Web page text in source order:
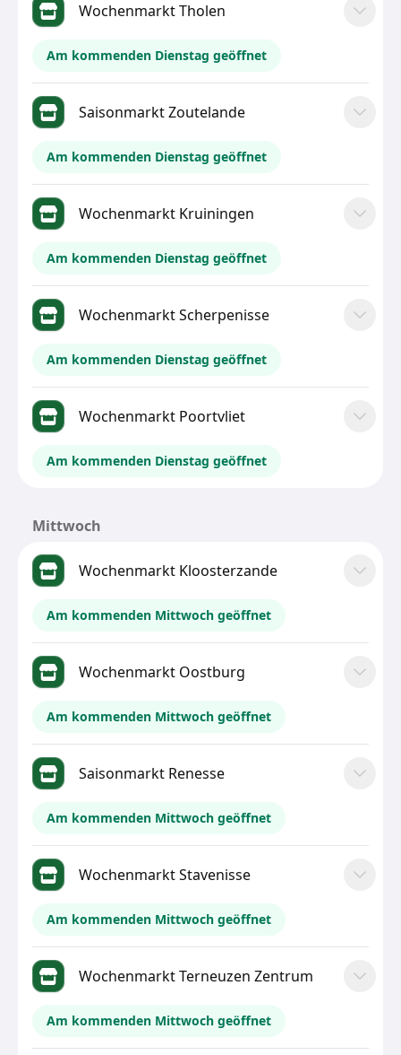
Wochenmarkt Tholen
Am kommenden Dienstag geöffnet
Saisonmarkt Zoutelande
Am kommenden Dienstag geöffnet
Wochenmarkt Kruiningen
Am kommenden Dienstag geöffnet
Wochenmarkt Scherpenisse
Am kommenden Dienstag geöffnet
Wochenmarkt Poortvliet
Am kommenden Dienstag geöffnet
Mittwoch
Wochenmarkt Kloosterzande
Am kommenden Mittwoch geöffnet
Wochenmarkt Oostburg
Am kommenden Mittwoch geöffnet
Saisonmarkt Renesse
Am kommenden Mittwoch geöffnet
Wochenmarkt Stavenisse
Am kommenden Mittwoch geöffnet
Wochenmarkt Terneuzen Zentrum
Am kommenden Mittwoch geöffnet